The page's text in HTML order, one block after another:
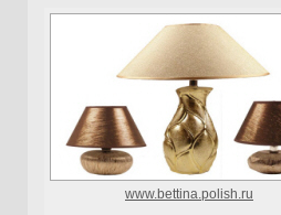
www.bettina.polish.ru